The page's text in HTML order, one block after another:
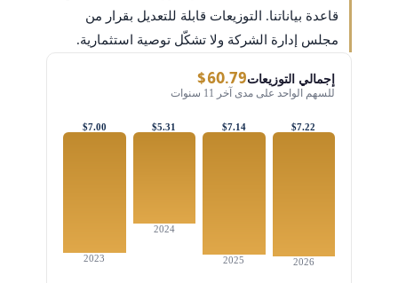
قاعدة بياناتنا. التوزيعات قابلة للتعديل بقرار من
مجلس إدارة الشركة ولا تشكّل توصية استثمارية.
إجمالي التوزيعات$60.79
للسهم الواحد على مدى آخر 11 سنوات
$7.22
2026
$7.14
2025
$5.31
2024
$7.00
2023